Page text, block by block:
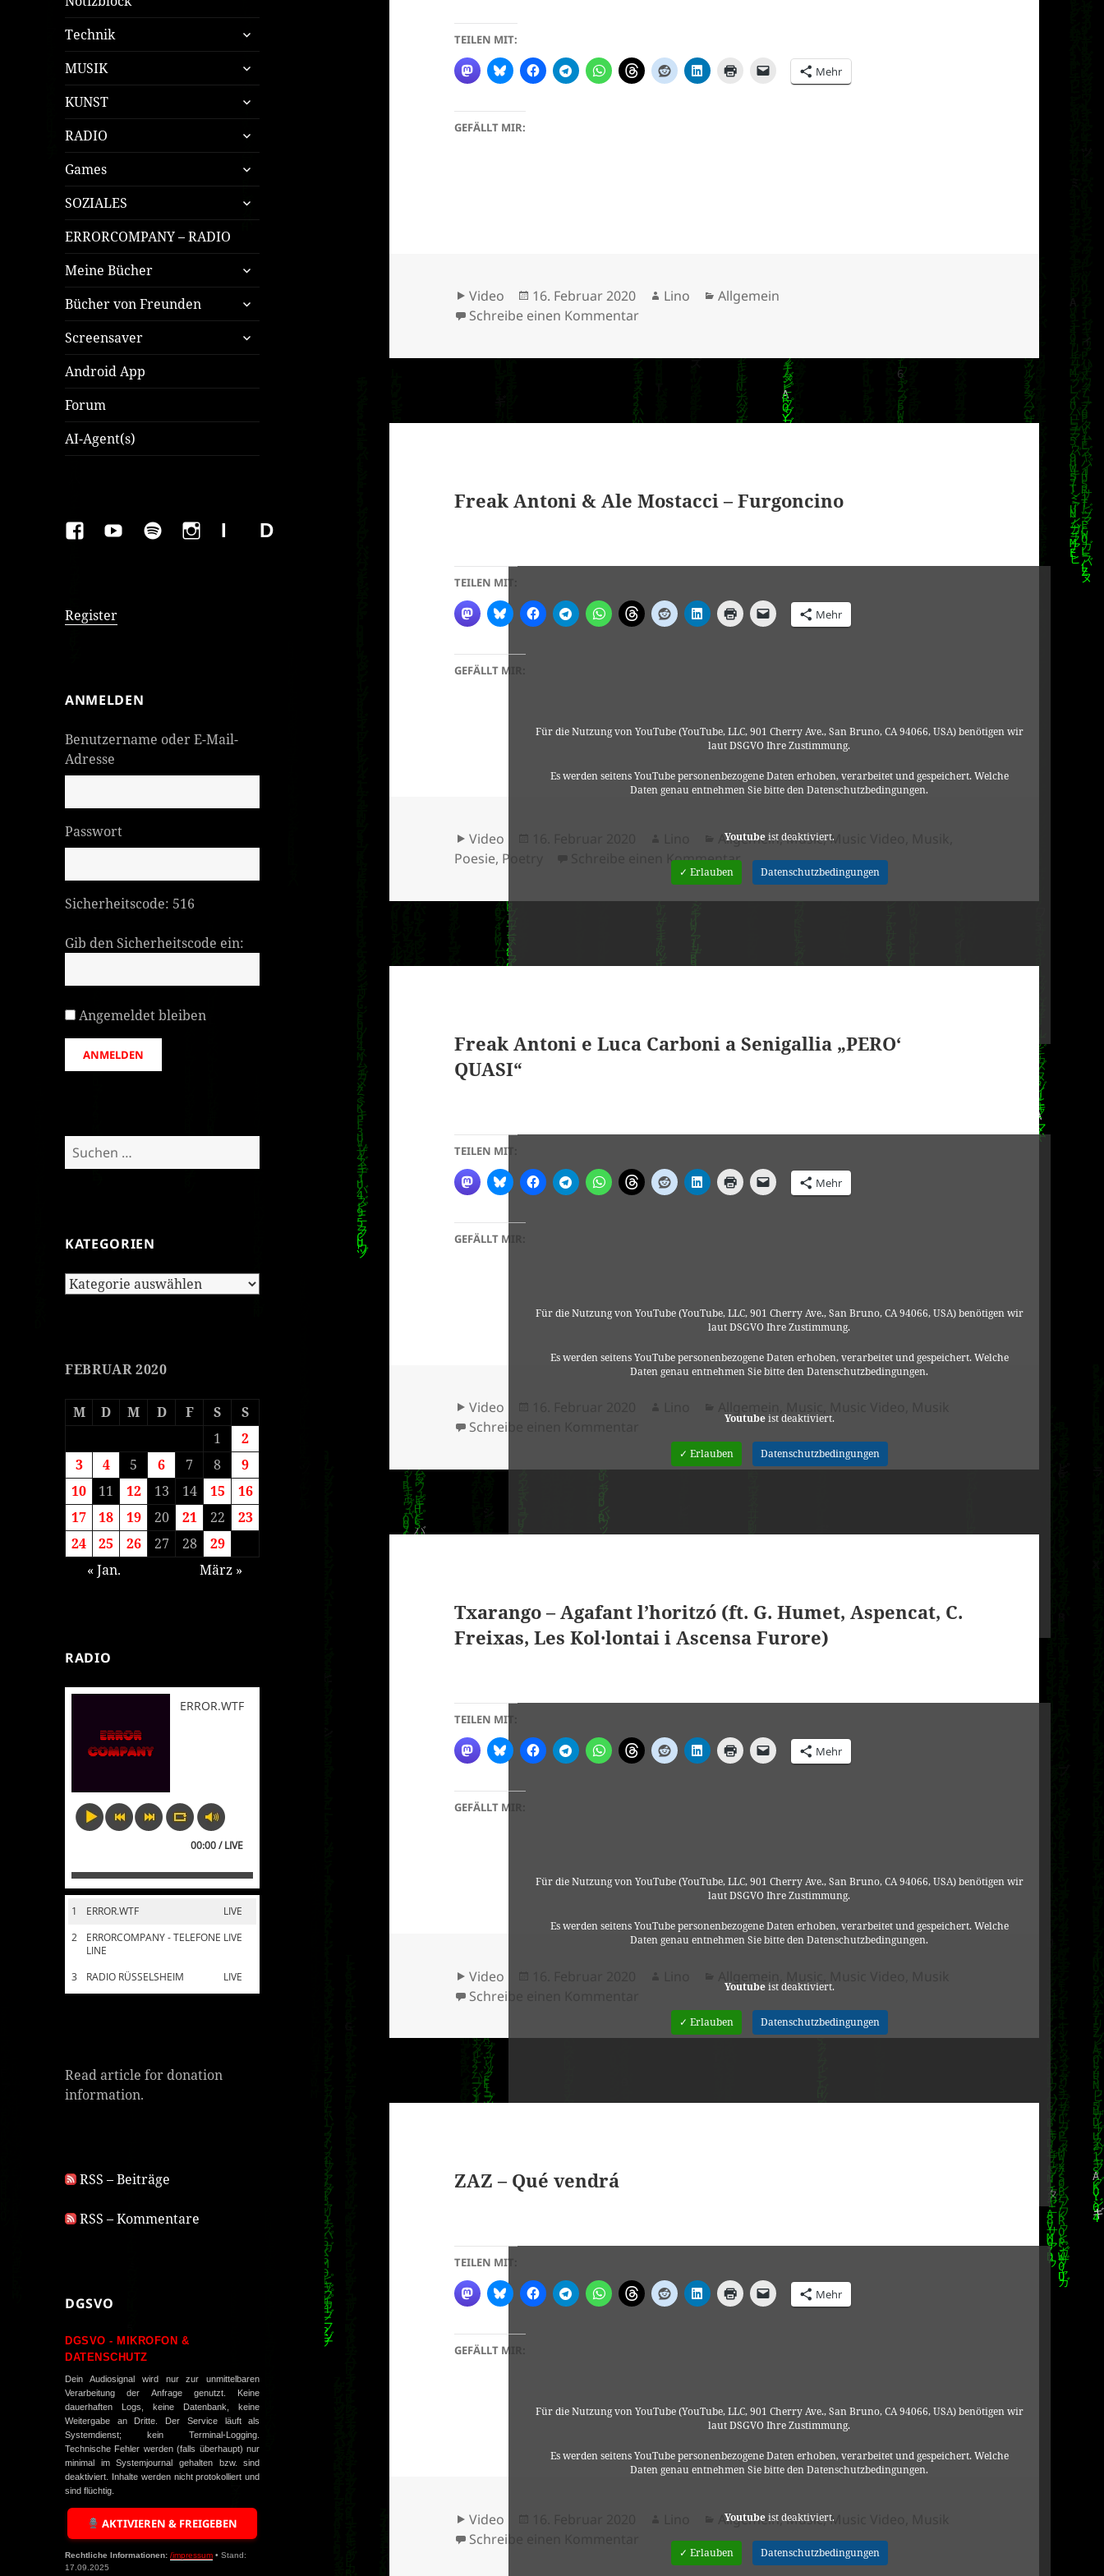
Technik
untermenü
öffnen
MUSIK
untermenü
öffnen
KUNST
untermenü
öffnen
RADIO
untermenü
öffnen
Games
untermenü
öffnen
SOZIALES
untermenü
öffnen
ERRORCOMPANY – RADIO
Meine Bücher
untermenü
öffnen
Bücher von Freunden
untermenü
öffnen
Screensaver
untermenü
öffnen
Android App
Forum
AI-Agent(s)
FAKEBOOK
YOUTUBESPOTIFYINSTAGRAM
IMPRESSUMDatenschutzerklärung
Register
ANMELDEN
Benutzername oder E-Mail-
Adresse
Passwort
Sicherheitscode: 516
Gib den Sicherheitscode ein:
Angemeldet bleiben
ANMELDEN
Suchen
nach:
KATEGORIEN
Kategorien
FEBRUAR 2020
M D M D F S
S
1
2
3
4 5 6 7 8
9
10
11 12 13 14 15
16
17
18 19 20 21 22
23
24
25 26 27 28
29
« Jan.
März »
RADIO
ERROR.WTF
00:00 / LIVE
1 LIVE
ERROR.WTF
2
LIVE
ERRORCOMPANY - TELEFONE
LINE
3
LIVE
RADIO RÜSSELSHEIM
Read article for donation
information.
RSS – Beiträge
RSS – Kommentare
DGSVO
DGSVO - MIKROFON &
DATENSCHUTZ
Dein Audiosignal wird nur zur unmittelbaren
Verarbeitung der Anfrage genutzt. Keine
dauerhaften Logs, keine Datenbank, keine
Weitergabe an Dritte. Der Service läuft als
Systemdienst; kein Terminal-Logging.
Technische Fehler werden (falls überhaupt) nur
minimal im Systemjournal gehalten bzw. sind
deaktiviert. Inhalte werden nicht protokolliert und
sind flüchtig.
AKTIVIEREN & FREIGEBEN
Rechtliche Informationen: /impressum • Stand:
17.09.2025
TEILEN MIT:
Mehr
GEFÄLLT MIR:
Format
Video
Veröffentlicht
am
16. Februar 2020 Autor
Lino Kategorien
Allgemein
Schreibe einen Kommentarzu Lino
Freak Antoni & Ale Mostacci – Furgoncino
Für die Nutzung von YouTube (YouTube, LLC, 901 Cherry Ave., San Bruno, CA 94066, USA) benötigen wir
laut DSGVO Ihre Zustimmung.
Es werden seitens YouTube personenbezogene Daten erhoben, verarbeitet und gespeichert. Welche
Daten genau entnehmen Sie bitte den Datenschutzbedingungen.
Youtubeist deaktiviert.
✓ Erlauben Datenschutzbedingungen
TEILEN MIT:
Mehr
GEFÄLLT MIR:
Format
Video Kategorien
Allgemein,Music,Music Video
Poesie, Poetry Schreibe einen Kommentarzu Freak Antoni & Ale Mostacci – Furgoncino
Freak Antoni e Luca Carboni a Senigallia „PERO‘
QUASI“
Für die Nutzung von YouTube (YouTube, LLC, 901 Cherry Ave., San Bruno, CA 94066, USA) benötigen wir
laut DSGVO Ihre Zustimmung.
Es werden seitens YouTube personenbezogene Daten erhoben, verarbeitet und gespeichert. Welche
Daten genau entnehmen Sie bitte den Datenschutzbedingungen.
Youtubeist deaktiviert.
✓ Erlauben Datenschutzbedingungen
TEILEN MIT:
Mehr
GEFÄLLT MIR:
Format
Video
Schreibe einen Kommentar
zu Freak Antoni e Luca Carboni a Senigallia „PERO‘ QUASI“
Txarango – Agafant l’horitzó (ft. G. Humet, Aspencat, C.
Freixas, Les Kol·lontai i Ascensa Furore)
Für die Nutzung von YouTube (YouTube, LLC, 901 Cherry Ave., San Bruno, CA 94066, USA) benötigen wir
laut DSGVO Ihre Zustimmung.
Es werden seitens YouTube personenbezogene Daten erhoben, verarbeitet und gespeichert. Welche
Daten genau entnehmen Sie bitte den Datenschutzbedingungen.
Youtubeist deaktiviert.
✓ Erlauben Datenschutzbedingungen
TEILEN MIT:
Mehr
GEFÄLLT MIR:
Format
Video
Schreibe einen Kommentar
zu Txarango – Agafant l’horitzó (ft. G. Humet, Aspencat, C. Freixas, Les
ZAZ – Qué vendrá
Für die Nutzung von YouTube (YouTube, LLC, 901 Cherry Ave., San Bruno, CA 94066, USA) benötigen wir
laut DSGVO Ihre Zustimmung.
Es werden seitens YouTube personenbezogene Daten erhoben, verarbeitet und gespeichert. Welche
Daten genau entnehmen Sie bitte den Datenschutzbedingungen.
Youtubeist deaktiviert.
✓ Erlauben Datenschutzbedingungen
TEILEN MIT:
Mehr
GEFÄLLT MIR:
Format
Video Kategorien
Allgemein,Music,Music Video
Schreibe einen Kommentar
zu ZAZ – Qué vendrá